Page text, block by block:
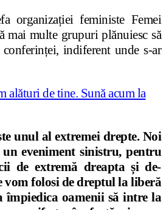
organizației feministe Femei
mai multe grupuri plănuiesc să
indiferent unde s-ar
unul al extremei drepte. Noi
un eveniment sinistru, pentru
de extremă dreapta și de-
vom folosi de dreptul la liberă
împiedica oamenii să intre la